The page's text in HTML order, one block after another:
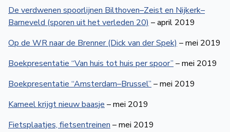
De verdwenen spoorlijnen Bilthoven–Zeist en Nijkerk–
Barneveld (sporen uit het verleden 20)– april 2019
Op de WR naar de Brenner (Dick van der Spek)– mei 2019
Boekpresentatie “Van huis tot huis per spoor”– mei 2019
Boekpresentatie “Amsterdam–Brussel”– mei 2019
Kameel krijgt nieuw baasje– mei 2019
Fietsplaatjes, fietsentreinen– mei 2019